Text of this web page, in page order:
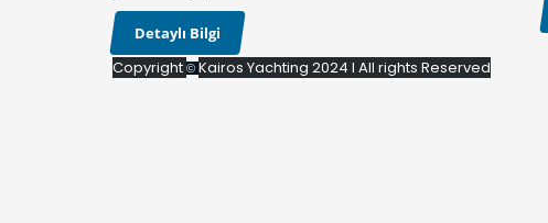
Detaylı Bilgi
Copyright © Kairos Yachting 2024 I All rights Reserved